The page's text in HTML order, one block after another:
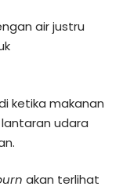
air justru
ketika makanan
udara
akan terlihat